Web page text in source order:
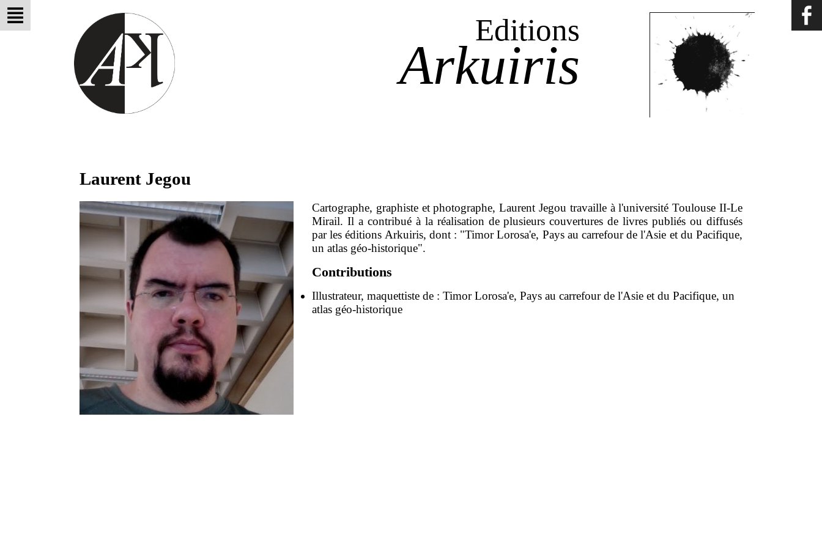
Editions
Arkuiris
Laurent Jegou
Cartographe, graphiste et photographe, Laurent Jegou travaille à l'université Toulouse II-Le
Mirail. Il a contribué à la réalisation de plusieurs couvertures de livres publiés ou diffusés
par les éditions Arkuiris, dont : "Timor Lorosa'e, Pays au carrefour de l'Asie et du Pacifique,
un atlas géo-historique".
Contributions
Illustrateur, maquettiste de : Timor Lorosa'e, Pays au carrefour de l'Asie et du Pacifique, un
atlas géo-historique